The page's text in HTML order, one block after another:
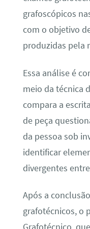
grafoscópicos
com o objetivo
produzidas pela
Essa análise é
meio da técnica
compara a
de peça
da pessoa sob
identificar
divergentes
Após a
grafotécnicos, o